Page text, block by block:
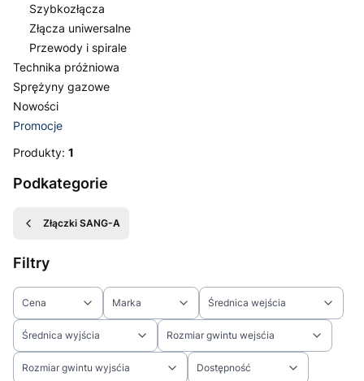
Szybkozłącza
Złącza uniwersalne
Przewody i spirale
Technika próżniowa
Sprężyny gazowe
Nowości
Promocje
Koniec menu
Produkty: 1
Podkategorie
Złączki SANG-A
Filtry
Cena Marka Średnica wejścia
Średnica wyjścia Rozmiar gwintu wejsćia
Rozmiar gwintu wyjsćia Dostępność